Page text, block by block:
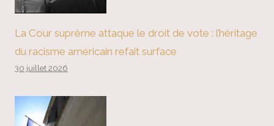
La Cour suprême attaque le droit de vote : l’héritage
du racisme américain refait surface
30 juillet 2026